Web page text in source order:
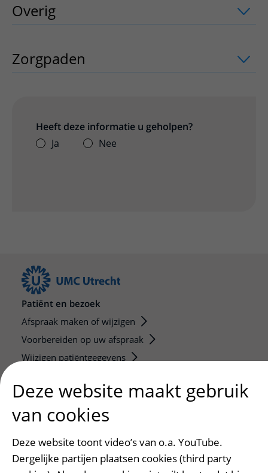
Overig uitklapper, klik om te openen
Zorgpaden uitklapper, klik om te
Heeft deze informatie u geholpen?
Ja
Nee
Patiënt en bezoek
Afspraak maken of wijzigen
Voorbereiden op uw afspraak
Wijzigen patiëntgegevens
Bezoektijden
Onderwijs en onderzoek
Onze opleidingen
De Nieuwe Utrechtse School
Deze website maakt gebruik
van cookies
Deze website toont video’s van o.a. YouTube.
Dergelijke partijen plaatsen cookies (third party